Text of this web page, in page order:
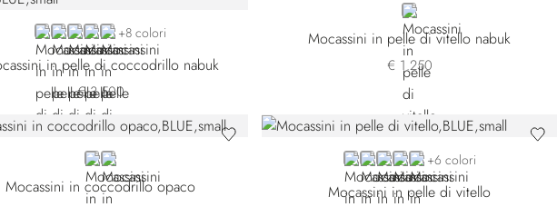
BLUE CN-B013
BLUE CN-B049
GREY CN-G021
GREY CN-G028
BEIGE CN-M027
+8 colori
in pelle di coccodrillo nabuk
€ 3.500
BLUE
Mocassini in pelle di vitello nabuk
€ 1.250
BLUEBLACK
Mocassini in coccodrillo opaco
BLUE NPS-B012
BLUE NPS-B039
BLUE NPS-B077
BROWN
BEIGE+6 colori
Mocassini in pelle di vitello